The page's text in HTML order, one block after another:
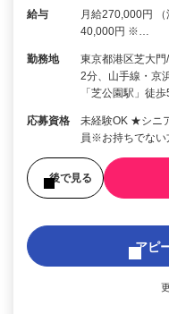
給与
月給270,000円
40,000円 ※…
勤務地
東京都港区芝大
2分、山手線・京
「芝公園駅」徒
応募資格
未経験OK ★シニ
員※お持ちでない
後で見る
アピ